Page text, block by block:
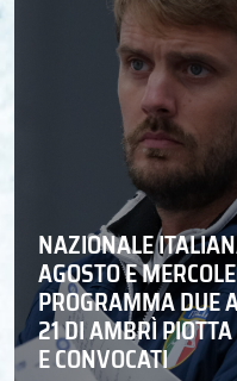
NAZIONALE
AGOSTO E
PROGRAMMA DUE
21 DI AMBRÌ
E CONVOCATI